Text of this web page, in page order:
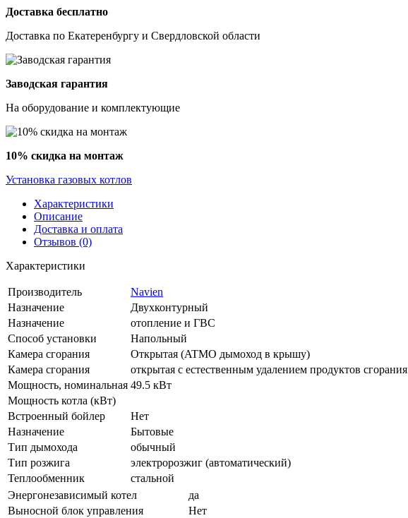
Доставка бесплатно
Доставка по Екатеренбургу и Свердловской области
Заводская гарантия
На оборудование и комплектующие
10% скидка на монтаж
Установка газовых котлов
Характеристики
Описание
Доставка и оплата
Отзывов (0)
Характеристики
Производитель
Navien
Назначение
Двухконтурный
Назначение
отопление и ГВС
Способ установки
Напольный
Камера сгорания
Открытая (ATMO дымоход в крышу)
Камера сгорания
открытая с естественным удалением продуктов сгорания
Мощность, номинальная 49.5 кВт
Мощность котла (кВт)
Встроенный бойлер
Нет
Назначение
Бытовые
Тип дымохода
обычный
Тип розжига
электророзжиг (автоматический)
Теплообменник
стальной
Энергонезависимый котел
да
Выносной блок управления
Нет